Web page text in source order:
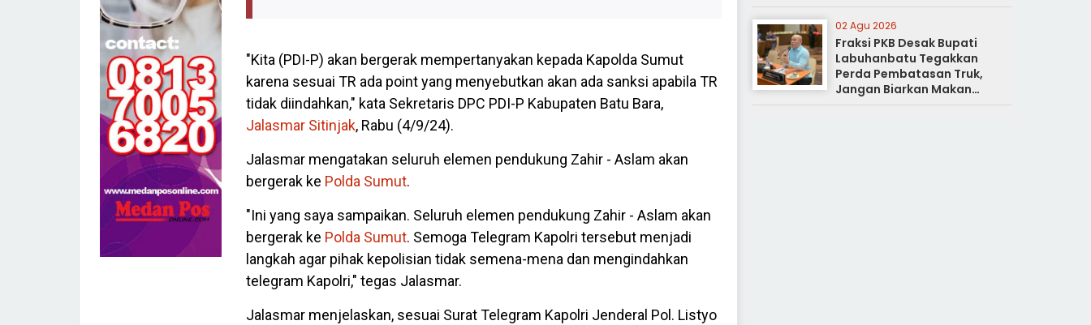
"Kita (PDI-P) akan bergerak mempertanyakan kepada Kapolda Sumut
karena sesuai TR ada point yang menyebutkan akan ada sanksi apabila TR
tidak diindahkan," kata Sekretaris DPC PDI-P Kabupaten Batu Bara,
Jalasmar Sitinjak, Rabu (4/9/24).
Jalasmar mengatakan seluruh elemen pendukung Zahir - Aslam akan
bergerak ke Polda Sumut.
"Ini yang saya sampaikan. Seluruh elemen pendukung Zahir - Aslam akan
bergerak ke Polda Sumut. Semoga Telegram Kapolri tersebut menjadi
langkah agar pihak kepolisian tidak semena-mena dan mengindahkan
telegram Kapolri," tegas Jalasmar.
Jalasmar menjelaskan, sesuai Surat Telegram Kapolri Jenderal Pol. Listyo
02 Agu 2026
Fraksi PKB Desak Bupati
Labuhanbatu Tegakkan
Perda Pembatasan Truk,
Jangan Biarkan Makan
Korban